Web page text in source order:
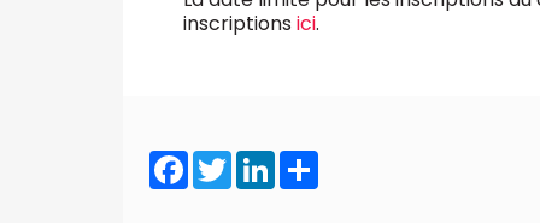
inscriptions ici.
Facebook
TwitterLinkedIn